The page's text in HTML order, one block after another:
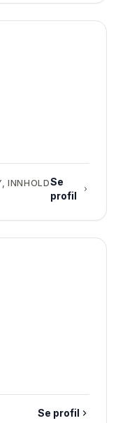
INNHOLDSe
profil
Se profil